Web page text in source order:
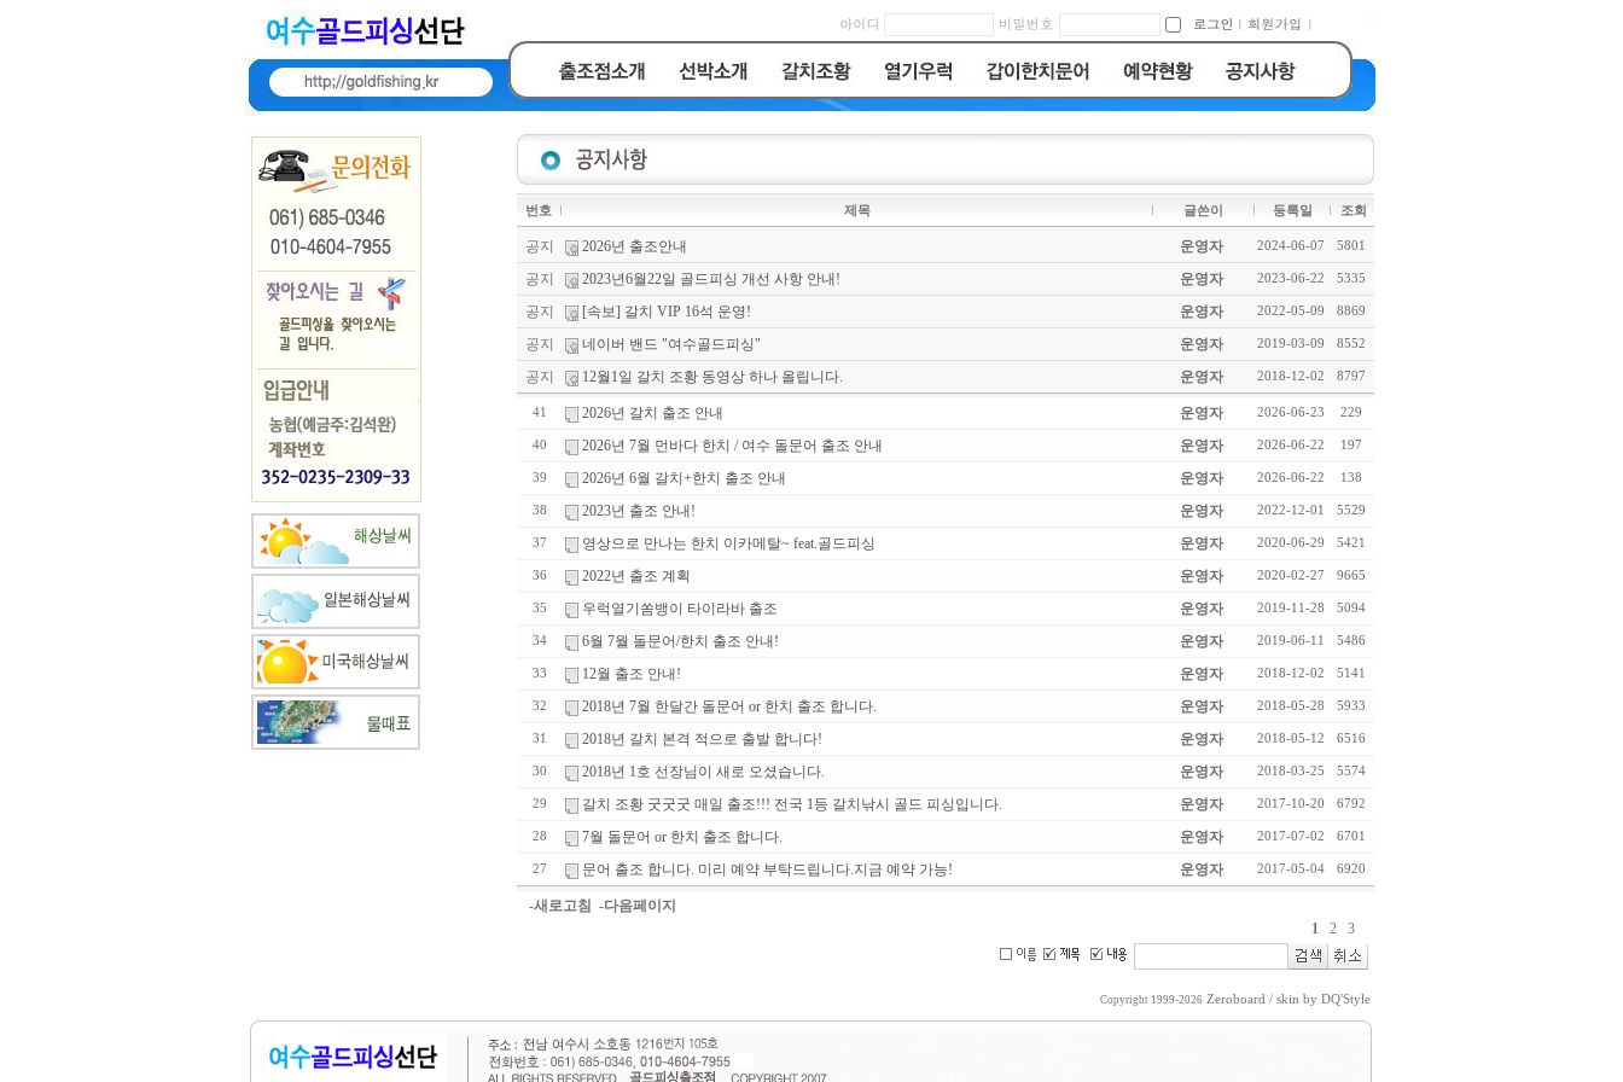
번호 제목 글쓴이 등록일 조회
공지 2026년 출조안내 운영자 2024-06-07 5801
공지 2023년6월22일 골드피싱 개선 사항 안내! 운영자 2023-06-22 5335
공지 [속보] 갈치 VIP 16석 운영! 운영자 2022-05-09 8869
공지 네이버 밴드 "여수골드피싱" 운영자 2019-03-09 8552
공지 12월1일 갈치 조황 동영상 하나 올립니다. 운영자 2018-12-02 8797
41 2026년 갈치 출조 안내 운영자 2026-06-23 229
40 2026년 7월 먼바다 한치 / 여수 돌문어 출조 안내 운영자 2026-06-22 197
39 2026년 6월 갈치+한치 출조 안내 운영자 2026-06-22 138
38 2023년 출조 안내! 운영자 2022-12-01 5529
37 영상으로 만나는 한치 이카메탈~ feat.골드피싱 운영자 2020-06-29 5421
36 2022년 출조 계획 운영자 2020-02-27 9665
35 우럭열기쏨뱅이 타이라바 출조 운영자 2019-11-28 5094
34 6월 7월 돌문어/한치 출조 안내! 운영자 2019-06-11 5486
33 12월 출조 안내! 운영자 2018-12-02 5141
32 2018년 7월 한달간 돌문어 or 한치 출조 합니다. 운영자 2018-05-28 5933
31 2018년 갈치 본격 적으로 출발 합니다! 운영자 2018-05-12 6516
30 2018년 1호 선장님이 새로 오셨습니다. 운영자 2018-03-25 5574
29 갈치 조황 굿굿굿 매일 출조!!! 전국 1등 갈치낚시 골드 피싱입니다. 운영자 2017-10-20 6792
28 7월 돌문어 or 한치 출조 합니다. 운영자 2017-07-02 6701
27 문어 출조 합니다. 미리 예약 부탁드립니다.지금 예약 가능! 운영자 2017-05-04 6920
-새로고침 -다음페이지
1
2 3
Copyright 1999-2026 Zeroboard / skin by DQ'Style